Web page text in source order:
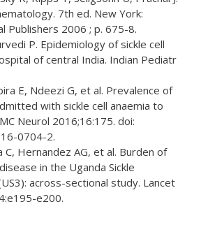
7th ed. New York:
Publishers 2006 ; p. 675-8.
P. Epidemiology of sickle cell
of central India. Indian Pediatr
E, Ndeezi G, et al. Prevalence of
with sickle cell anaemia to
Neurol 2016;16:175. doi:
0704-2.
C, Hernandez AG, et al. Burden of
in the Uganda Sickle
across-sectional study. Lancet
e200.